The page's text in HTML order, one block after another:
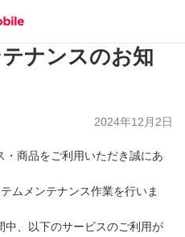
ナンスのお知
2024年12月2日
商品をご利用いただき誠にあ
ムメンテナンス作業を行いま
、以下のサービスのご利用が